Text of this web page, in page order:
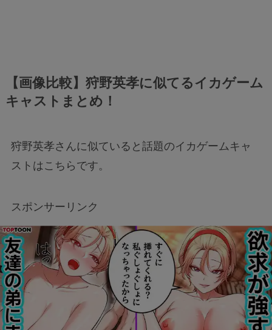
【画像比較】狩野英孝に似てるイカゲーム
キャストまとめ！
狩野英孝さんに似ていると話題のイカゲームキャ
ストはこちらです。
スポンサーリンク